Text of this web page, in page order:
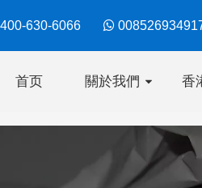
400-630-6066 
首页 關於我們 香